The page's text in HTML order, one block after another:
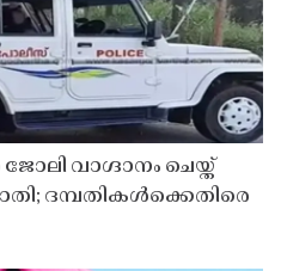
വാഗ്ദാനം ചെയ്ത്
ദമ്പതികൾക്കെതിരെ